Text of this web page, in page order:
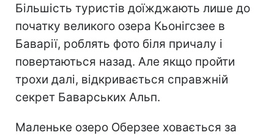
Більшість туристів доїжджають лише до
початку великого озера Кьонігсзее в
Баварії, роблять фото біля причалу і
повертаються назад. Але якщо пройти
трохи далі, відкривається справжній
секрет Баварських Альп.
Маленьке озеро Оберзее ховається за